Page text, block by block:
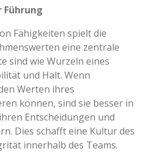
Fähigkeiten spielt die
eine zentrale
sind wie Wurzeln eines
und Halt. Wenn
Werten ihres
können, sind sie besser in
Entscheidungen und
Dies schafft eine Kultur des
innerhalb des Teams.